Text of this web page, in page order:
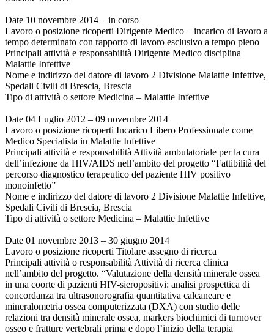
Date 10 novembre 2014 – in corso
Lavoro o posizione ricoperti Dirigente Medico – incarico di lavoro a
tempo determinato con rapporto di lavoro esclusivo a tempo pieno
Principali attività e responsabilità Dirigente Medico disciplina
Malattie Infettive
Nome e indirizzo del datore di lavoro 2 Divisione Malattie Infettive,
Spedali Civili di Brescia, Brescia
Tipo di attività o settore Medicina – Malattie Infettive
Date 04 Luglio 2012 – 09 novembre 2014
Lavoro o posizione ricoperti Incarico Libero Professionale come
Medico Specialista in Malattie Infettive
Principali attività e responsabilità Attività ambulatoriale per la cura
dell’infezione da HIV/AIDS nell’ambito del progetto “Fattibilità del
percorso diagnostico terapeutico del paziente HIV positivo
monoinfetto”
Nome e indirizzo del datore di lavoro 2 Divisione Malattie Infettive,
Spedali Civili di Brescia, Brescia
Tipo di attività o settore Medicina – Malattie Infettive
Date 01 novembre 2013 – 30 giugno 2014
Lavoro o posizione ricoperti Titolare assegno di ricerca
Principali attività o responsabilità Attività di ricerca clinica
nell’ambito del progetto. “Valutazione della densità minerale ossea
in una coorte di pazienti HIV-sieropositivi: analisi prospettica di
concordanza tra ultrasonorografia quantitativa calcaneare e
mineralometria ossea computerizzata (DXA) con studio delle
relazioni tra densità minerale ossea, markers biochimici di turnover
osseo e fratture vertebrali prima e dopo l’inizio della terapia